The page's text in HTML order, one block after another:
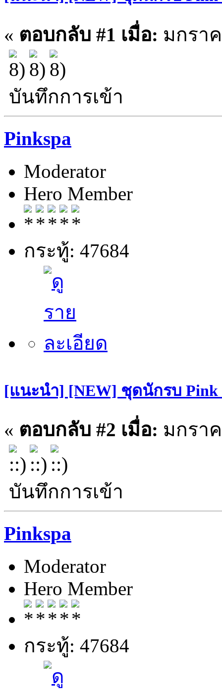
« ตอบกลับ #1 เมื่อ: มกราค
บันทึกการเข้า
Pinkspa
Moderator
Hero Member
กระทู้: 47684
[แนะนำ] [NEW] ชุดนักรบ
« ตอบกลับ #2 เมื่อ: มกราค
บันทึกการเข้า
Pinkspa
Moderator
Hero Member
กระทู้: 47684